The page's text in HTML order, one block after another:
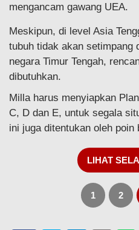
mengancam gawang UEA.
Meskipun, di level Asia
tubuh tidak akan setimpang
negara Timur Tengah,
dibutuhkan.
Milla harus menyiapkan
C, D dan E, untuk segala
ini juga ditentukan oleh poin
LIHAT
1 2